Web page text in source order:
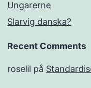
Ungarerne
Slarvig danska?
Recent Comments
roselil på